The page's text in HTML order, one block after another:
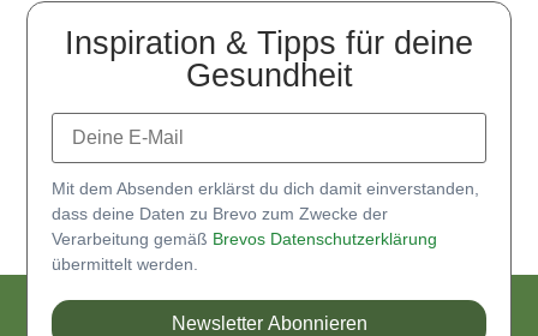
Inspiration & Tipps für deine
Gesundheit
Mit dem Absenden erklärst du dich damit einverstanden,
dass deine Daten zu Brevo zum Zwecke der
Verarbeitung gemäß Brevos Datenschutzerklärung
übermittelt werden.
Newsletter Abonnieren